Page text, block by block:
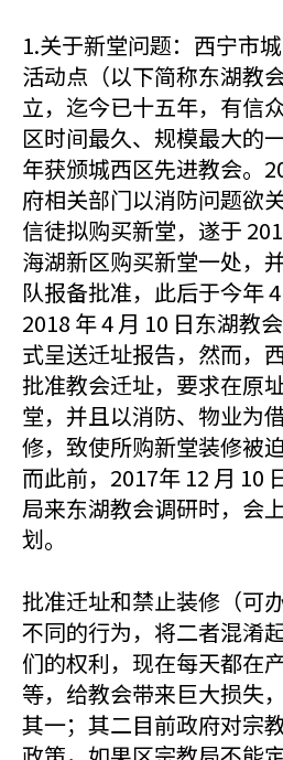
1.关于新堂问题：西宁市
活动点（以下简称东湖教
立，迄今已十五年，有信
区时间最久、规模最大的
年获颁城西区先进教会。
府相关部门以消防问题欲
信徒拟购买新堂，遂于
海湖新区购买新堂一处，
队报备批准，此后于今年 4
2018 年 4 月 10 日东湖教
式呈送迁址报告，然而，
批准教会迁址，要求在原
堂，并且以消防、物业为
修，致使所购新堂装修被
而此前，2017年 12 月 10
局来东湖教会调研时，会
划。
批准迁址和禁止装修（可
不同的行为，将二者混淆
们的权利，现在每天都在
等，给教会带来巨大损失
其一；其二目前政府对宗